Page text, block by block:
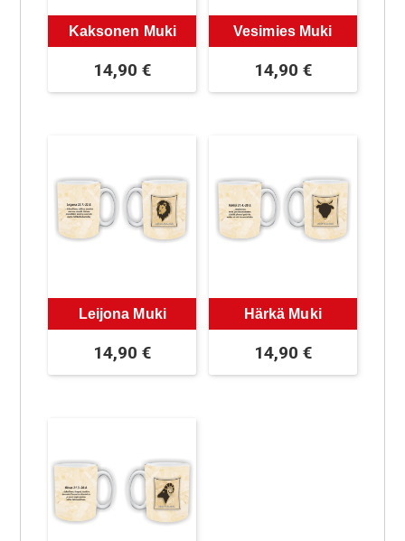
Kaksonen Muki
14,90€
Vesimies Muki
14,90 €
Leijona Muki
14,90€
Härkä Muki
14,90 €